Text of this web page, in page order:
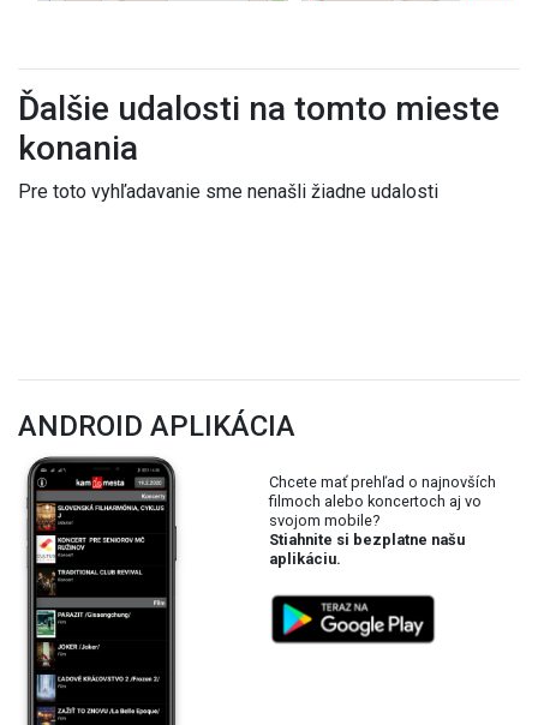
Ďalšie udalosti na tomto mieste
konania
Pre toto vyhľadavanie sme nenašli žiadne udalosti
ANDROID APLIKÁCIA
Chcete mať prehľad o najnovších
filmoch alebo koncertoch aj vo
svojom mobile?
Stiahnite si bezplatne našu
aplikáciu.